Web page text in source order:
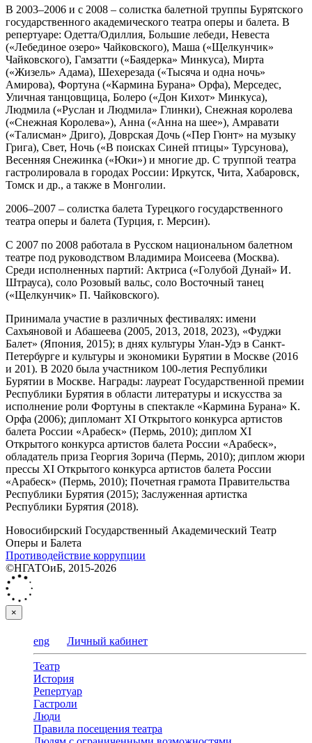
В 2003–2006 и с 2008 – солистка балетной труппы Бурятского
государственного академического театра оперы и балета. В
репертуаре: Одетта/Одиллия, Большие лебеди, Невеста
(«Лебединое озеро» Чайковского), Маша («Щелкунчик»
Чайковского), Гамзатти («Баядерка» Минкуса), Мирта
(«Жизель» Адама), Шехерезада («Тысяча и одна ночь»
Амирова), Фортуна («Кармина Бурана» Орфа), Мерседес,
Уличная танцовщица, Болеро («Дон Кихот» Минкуса),
Людмила («Руслан и Людмила» Глинки), Снежная королева
(«Снежная Королева»), Анна («Анна на шее»), Амравати
(«Талисман» Дриго), Доврская Дочь («Пер Гюнт» на музыку
Грига), Свет, Ночь («В поисках Синей птицы» Турсунова),
Весенняя Снежинка («Юки») и многие др. С труппой театра
гастролировала в городах России: Иркутск, Чита, Хабаровск,
Томск и др., а также в Монголии.
2006–2007 – солистка балета Турецкого государственного
театра оперы и балета (Турция, г. Мерсин).
С 2007 по 2008 работала в Русском национальном балетном
театре под руководством Владимира Моисеева (Москва).
Среди исполненных партий: Актриса («Голубой Дунай» И.
Штрауса), соло Розовый вальс, соло Восточный танец
(«Щелкунчик» П. Чайковского).
Принимала участие в различных фестивалях: имени
Сахъяновой и Абашеева (2005, 2013, 2018, 2023), «Фуджи
Балет» (Япония, 2015); в днях культуры Улан-Удэ в Санкт-
Петербурге и культуры и экономики Бурятии в Москве (2016
и 201). В 2020 была участником 100-летия Республики
Бурятии в Москве. Награды: лауреат Государственной премии
Республики Бурятия в области литературы и искусства за
исполнение роли Фортуны в спектакле «Кармина Бурана» К.
Орфа (2006); дипломант XI Открытого конкурса артистов
балета России «Арабеск» (Пермь, 2010); диплом XI
Открытого конкурса артистов балета России «Арабеск»,
обладатель приза Георгия Зорича (Пермь, 2010); диплом жюри
прессы XI Открытого конкурса артистов балета России
«Арабеск» (Пермь, 2010); Почетная грамота Правительства
Республики Бурятия (2015); Заслуженная артистка
Республики Бурятия (2018).
Новосибирский Государственный Академический Театр
Оперы и Балета
Противодействие коррупции
©НГАТОиБ, 2015-2026
×
eng Личный кабинет
Театр
История
Репертуар
Гастроли
Люди
Правила посещения театра